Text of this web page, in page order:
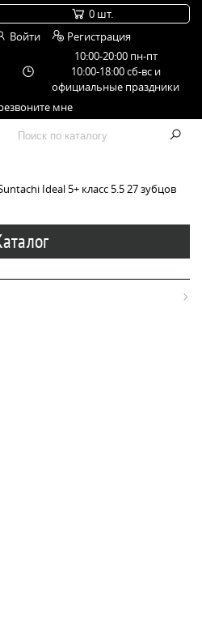
10:00-20:00 пн-пт
10:00-18:00 сб-вс и
официальные праздники
мне
0 шт.
Войти
Регистрация
Ideal 5+ класс 5.5 27 зубцов